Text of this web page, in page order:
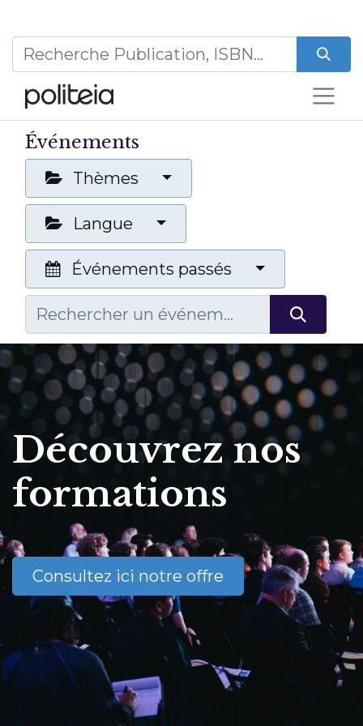
Événements
Thèmes
Langue
Événements passés
Découvrez nos
formations
Consultez ici notre offre